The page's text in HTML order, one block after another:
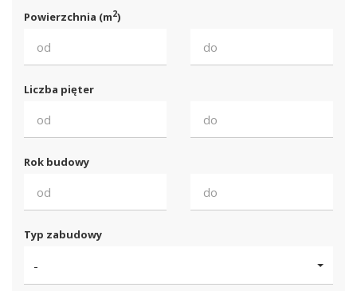
Powierzchnia (m2)
Liczba pięter
Rok budowy
Typ zabudowy
-